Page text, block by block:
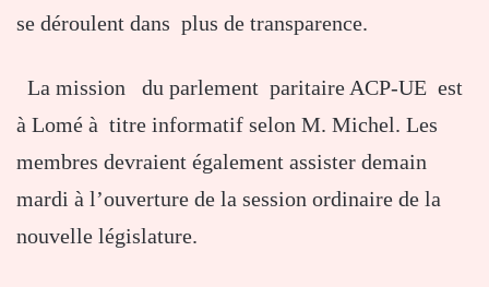
se déroulent dans plus de transparence.
La mission du parlement paritaire ACP-UE est
à Lomé à titre informatif selon M. Michel. Les
membres devraient également assister demain
mardi à l’ouverture de la session ordinaire de la
nouvelle législature.